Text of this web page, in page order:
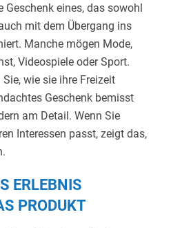
Geschenk eines, das sowohl
mit dem Übergang ins
Manche mögen Mode,
Videospiele oder Sport.
wie sie ihre Freizeit
Geschenk bemisst
am Detail. Wenn Sie
Interessen passt, zeigt das,
ERLEBNIS
PRODUKT